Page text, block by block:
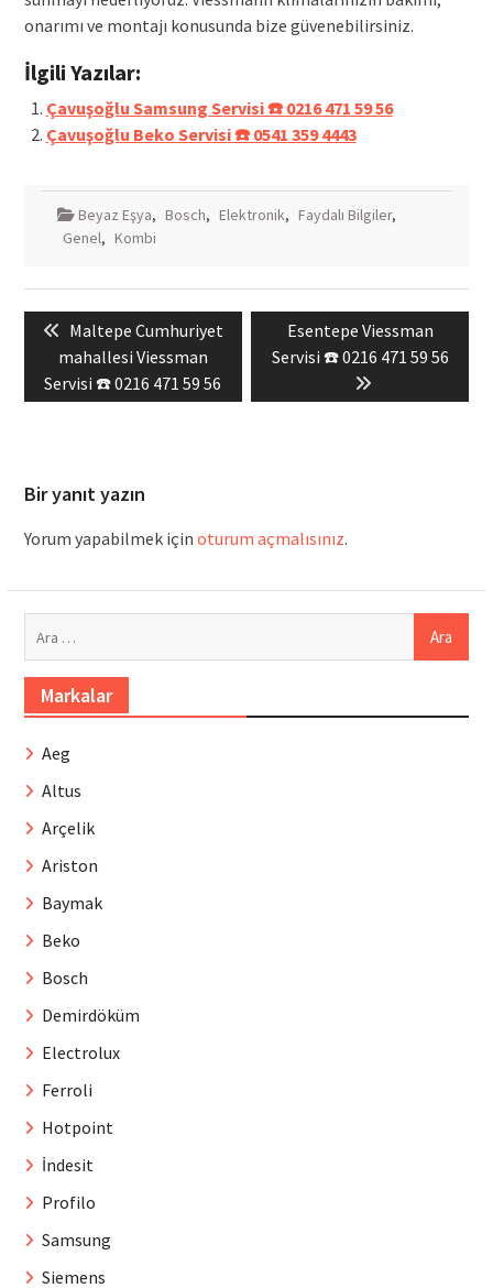
onarımı ve montajı konusunda bize güvenebilirsiniz.
İlgili Yazılar:
Çavuşoğlu Samsung Servisi ☎️ 0216 471 59 56
Çavuşoğlu Beko Servisi ☎️ 0541 359 4443
Beyaz Eşya, Bosch, Elektronik, Faydalı Bilgiler,
Genel, Kombi
Yazı
gezinmesi
Previous
post:
Maltepe Cumhuriyet
mahallesi Viessman
Servisi ☎️ 0216 471 59 56
Next
post:
Esentepe Viessman
Servisi ☎️ 0216 471 59 56
Bir yanıt yazın
Yorum yapabilmek için oturum açmalısınız.
Markalar
Aeg
Altus
Arçelik
Ariston
Baymak
Beko
Bosch
Demirdöküm
Electrolux
Ferroli
Hotpoint
İndesit
Profilo
Samsung
Siemens